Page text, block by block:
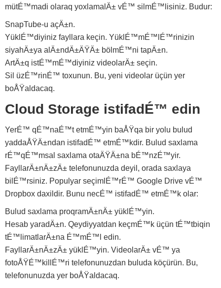
mütÉ™madi olaraq yoxlamalÄ± vÉ™ silmÉ™lisiniz. Budur:
SnapTube-u açÄ±n.
YüklÉ™diyiniz fayllara keçin. YüklÉ™mÉ™lÉ™rinizin
siyahÄ±ya alÄ±ndÄ±ÄŸÄ± bölmÉ™ni tapÄ±n.
ArtÄ±q istÉ™mÉ™diyiniz videolarÄ± seçin.
Sil üzÉ™rinÉ™ toxunun. Bu, yeni videolar üçün yer
boÅŸaldacaq.
Cloud Storage istifadÉ™ edin
YerÉ™ qÉ™naÉ™t etmÉ™yin baÅŸqa bir yolu bulud
yaddaÅŸÄ±ndan istifadÉ™ etmÉ™kdir. Bulud saxlama
rÉ™qÉ™msal saxlama otaÄŸÄ±na bÉ™nzÉ™yir.
FayllarÄ±nÄ±zÄ± telefonunuzda deyil, orada saxlaya
bilÉ™rsiniz. Populyar seçimlÉ™rÉ™ Google Drive vÉ™
Dropbox daxildir. Bunu necÉ™ istifadÉ™ etmÉ™k olar:
Bulud saxlama proqramÄ±nÄ± yüklÉ™yin.
Hesab yaradÄ±n. Qeydiyyatdan keçmÉ™k üçün tÉ™tbiqin
tÉ™limatlarÄ±na É™mÉ™l edin.
FayllarÄ±nÄ±zÄ± yüklÉ™yin. VideolarÄ± vÉ™ ya
fotoÅŸÉ™killÉ™ri telefonunuzdan buluda köçürün. Bu,
telefonunuzda yer boÅŸaldacaq.